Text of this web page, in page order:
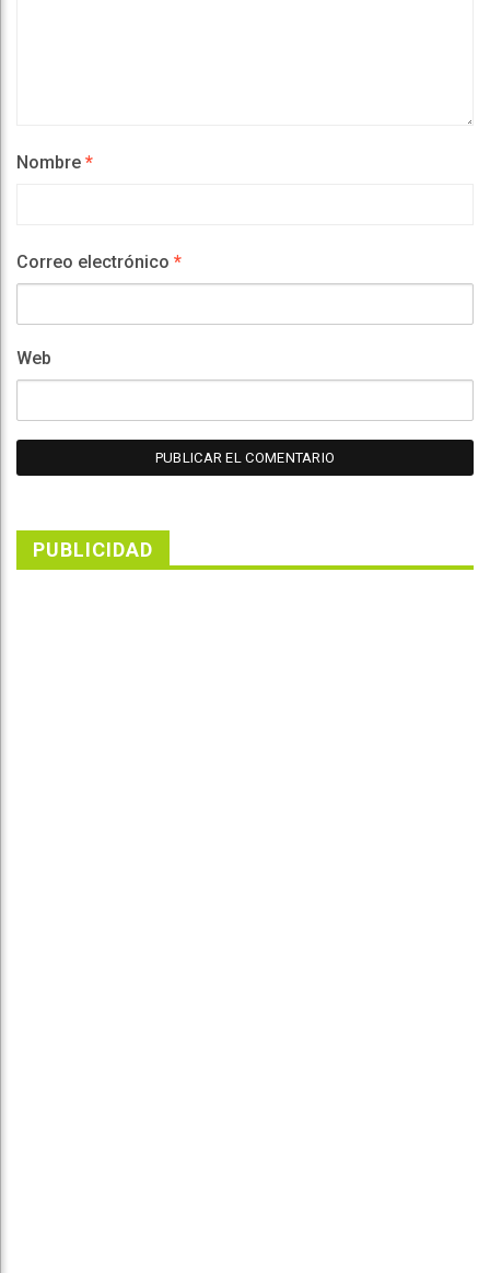
Nombre *
Correo electrónico *
Web
PUBLICIDAD